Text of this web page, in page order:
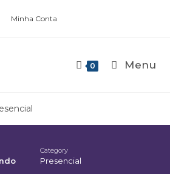
Minha Conta
0 Menu
Category
Presencial